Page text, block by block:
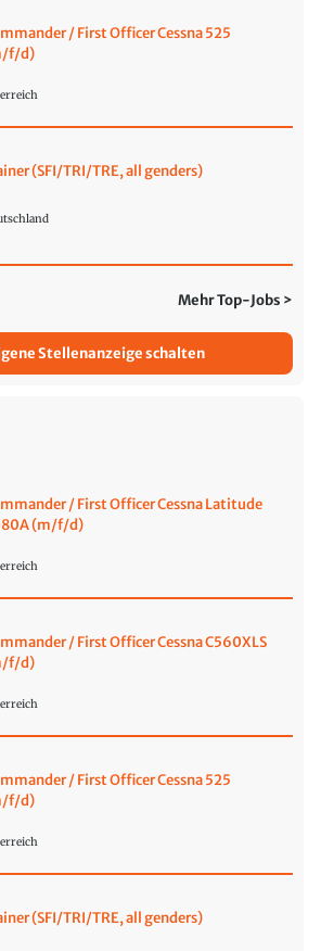
/ First Officer Cessna 525
f/d)
(SFI/TRI/TRE, all genders)
Mehr Top-Jobs >
Stellenanzeige schalten
/ First Officer Cessna Latitude
(m/f/d)
/ First Officer Cessna C560XLS
f/d)
/ First Officer Cessna 525
f/d)
(SFI/TRI/TRE, all genders)